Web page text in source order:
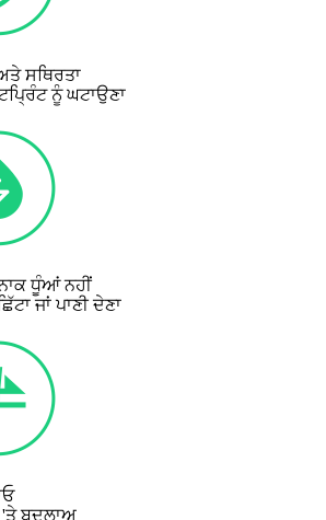
ਸਥਿਰਤਾ
ਨੂੰ ਘਟਾਉਣਾ
ਧੂੰਆਂ ਨਹੀਂ
ਜਾਂ ਪਾਣੀ ਦੇਣਾ
'ਤੇ ਬਦਲਾਅ